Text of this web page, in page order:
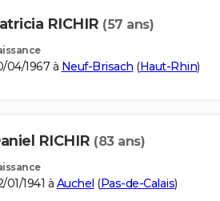
RICHIR (57 ans)
04/1967 à Neuf-Brisach (Haut-Rhin)
RICHIR (83 ans)
01/1941 à Auchel (Pas-de-Calais)